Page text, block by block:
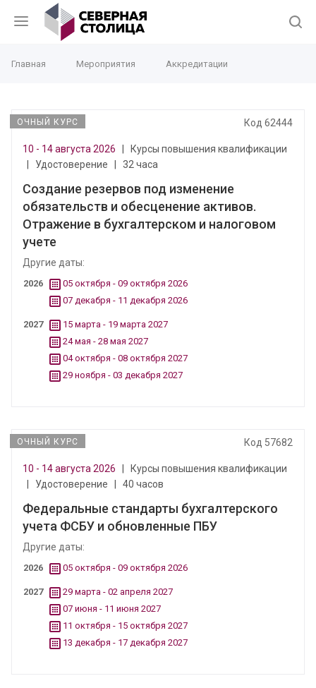
Главная Мероприятия Аккредитации
ОЧНЫЙ КУРС Код 62444
10 - 14 августа 2026
Курсы повышения квалификации
Удостоверение 32 часа
Создание резервов под изменение
обязательств и обесценение активов.
Отражение в бухгалтерском и налоговом
учете
Другие даты:
2026
05 октября - 09 октября 2026
07 декабря - 11 декабря 2026
2027
15 марта - 19 марта 2027
24 мая - 28 мая 2027
04 октября - 08 октября 2027
29 ноября - 03 декабря 2027
ОЧНЫЙ КУРС Код 57682
10 - 14 августа 2026
Курсы повышения квалификации
Удостоверение 40 часов
Федеральные стандарты бухгалтерского
учета ФСБУ и обновленные ПБУ
Другие даты:
2026 05 октября - 09 октября 2026
2027
29 марта - 02 апреля 2027
07 июня - 11 июня 2027
11 октября - 15 октября 2027
13 декабря - 17 декабря 2027